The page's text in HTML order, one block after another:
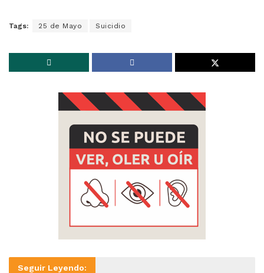
Tags: 25 de Mayo Suicidio
Seguir Leyendo: